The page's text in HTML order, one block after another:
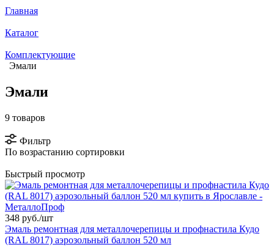
Главная
Каталог
Комплектующие
Эмали
Эмали
9 товаров
Фильтр
По возрастанию сортировки
Быстрый просмотр
348 руб./шт
Эмаль ремонтная для металлочерепицы и профнастила Кудо
(RAL 8017) аэрозольный баллон 520 мл